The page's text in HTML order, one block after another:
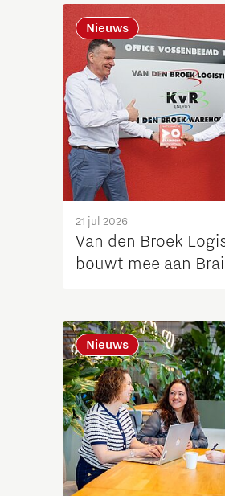
Nieuws
21 jul 2026
Van den Broek
bouwt mee aan
Nieuws